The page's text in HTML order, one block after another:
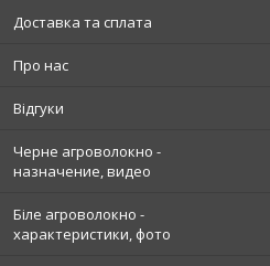
Доставка та сплата
Про нас
Відгуки
Черне агроволокно -
назначение, видео
Біле агроволокно -
характеристики, фото